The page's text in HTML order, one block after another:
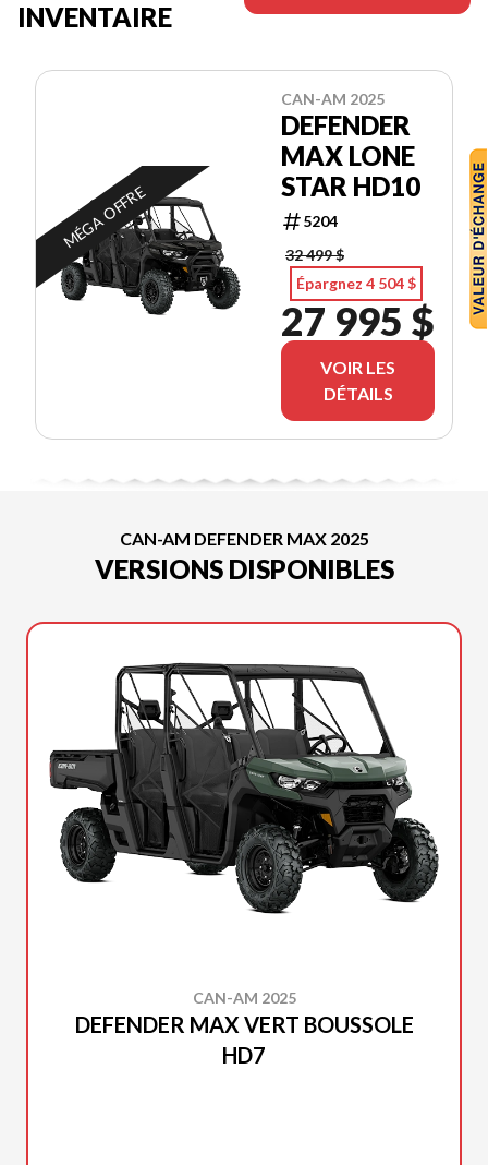
INVENTAIRE
MÉGA OFFRE
CAN-AM 2025
DEFENDER
MAX LONE
STAR HD10
5204
32 499 $
Épargnez 4 504 $
27 995 $
VOIR LES
DÉTAILS
CAN-AM DEFENDER MAX 2025
VERSIONS DISPONIBLES
CAN-AM 2025
DEFENDER MAX VERT BOUSSOLE
HD7